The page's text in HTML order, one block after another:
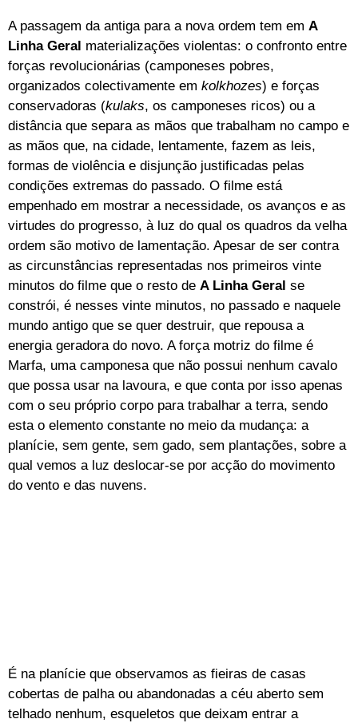
A passagem da antiga para a nova ordem tem em A
Linha Geral materializações violentas: o confronto entre
forças revolucionárias (camponeses pobres,
organizados colectivamente em kolkhozes) e forças
conservadoras (kulaks, os camponeses ricos) ou a
distância que separa as mãos que trabalham no campo e
as mãos que, na cidade, lentamente, fazem as leis,
formas de violência e disjunção justificadas pelas
condições extremas do passado. O filme está
empenhado em mostrar a necessidade, os avanços e as
virtudes do progresso, à luz do qual os quadros da velha
ordem são motivo de lamentação. Apesar de ser contra
as circunstâncias representadas nos primeiros vinte
minutos do filme que o resto de A Linha Geral se
constrói, é nesses vinte minutos, no passado e naquele
mundo antigo que se quer destruir, que repousa a
energia geradora do novo. A força motriz do filme é
Marfa, uma camponesa que não possui nenhum cavalo
que possa usar na lavoura, e que conta por isso apenas
com o seu próprio corpo para trabalhar a terra, sendo
esta o elemento constante no meio da mudança: a
planície, sem gente, sem gado, sem plantações, sobre a
qual vemos a luz deslocar-se por acção do movimento
do vento e das nuvens.
É na planície que observamos as fieiras de casas
cobertas de palha ou abandonadas a céu aberto sem
telhado nenhum, esqueletos que deixam entrar a